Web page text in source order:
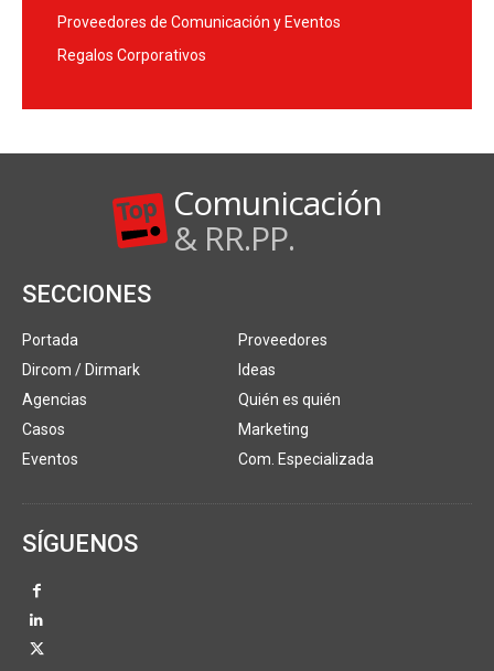
Proveedores de Comunicación y Eventos
Regalos Corporativos
Comunicación
& RR.PP.
SECCIONES
Portada
Dircom / Dirmark
Agencias
Casos
Eventos
Proveedores
Ideas
Quién es quién
Marketing
Com. Especializada
SÍGUENOS